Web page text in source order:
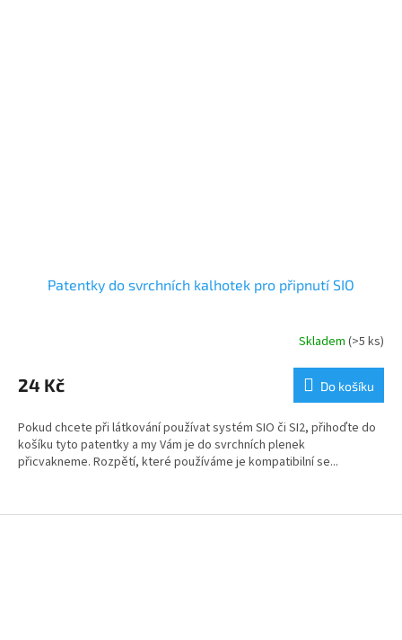
Patentky do svrchních kalhotek pro připnutí SIO
Skladem (>5 ks)
24 Kč Do košíku
Pokud chcete při látkování používat systém SIO či SI2, přihoďte do
košíku tyto patentky a my Vám je do svrchních plenek
přicvakneme. Rozpětí, které používáme je kompatibilní se...